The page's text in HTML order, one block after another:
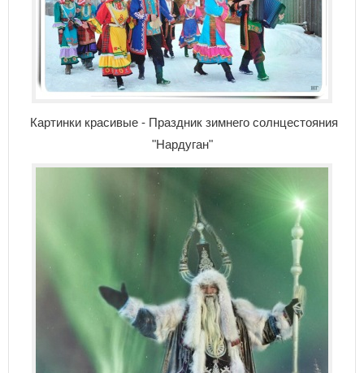
Картинки красивые - Праздник зимнего солнцестояния
"Нардуган"